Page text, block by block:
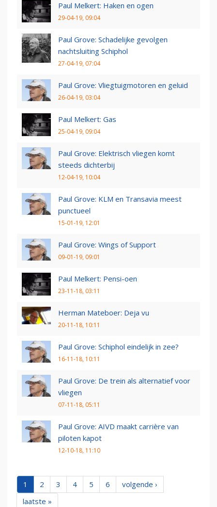
Paul Melkert: Haken en ogen
29-04-19, 09:04
Paul Grove: Schadelijke gevolgen
nachtsluiting Schiphol
27-04-19, 07:04
Paul Grove: Vliegtuigmotoren en geluid
26-04-19, 03:04
Paul Melkert: Gas
25-04-19, 09:04
Paul Grove: Elektrisch vliegen komt
steeds dichterbij
12-04-19, 10:04
Paul Grove: KLM en Transavia meest
punctueel
15-01-19, 12:01
Paul Grove: Wings of Support
09-01-19, 09:01
Paul Melkert: Pensi-oen
23-11-18, 03:11
Herman Mateboer: Deja vu
20-11-18, 10:11
Paul Grove: Schiphol eindelijk in zee?
16-11-18, 10:11
Paul Grove: De trein als alternatief voor
vliegen
07-11-18, 05:11
Paul Grove: AIVD maakt carrière van
piloten kapot
12-10-18, 11:10
1 2 3 4 5 6
volgende ›
laatste »